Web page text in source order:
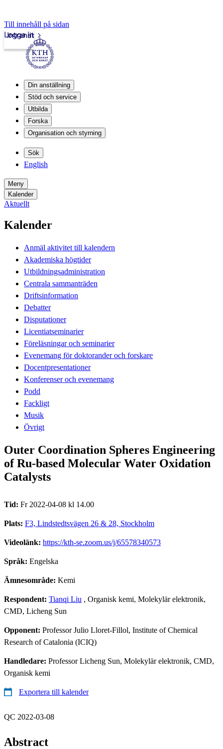
Till innehåll på sidan
Intranät
Logga in
Din anställning
Stöd och service
Utbilda
Forska
Organisation och styrning
Sök
English
Meny
Kalender
Aktuellt
Kalender
Anmäl aktivitet till kalendern
Akademiska högtider
Utbildningsadministration
Centrala sammanträden
Driftsinformation
Debatter
Disputationer
Licentiatseminarier
Föreläsningar och seminarier
Evenemang för doktorander och forskare
Docentpresentationer
Konferenser och evenemang
Podd
Fackligt
Musik
Övrigt
Outer Coordination Spheres Engineering
of Ru-based Molecular Water Oxidation
Catalysts
Tid: Fr 2022-04-08 kl 14.00
Plats: F3, Lindstedtsvägen 26 & 28, Stockholm
Videolänk: https://kth-se.zoom.us/j/65578340573
Språk: Engelska
Ämnesområde: Kemi
Respondent: Tianqi Liu , Organisk kemi, Molekylär elektronik,
CMD, Licheng Sun
Opponent: Professor Julio Lloret-Fillol, Institute of Chemical
Research of Catalonia (ICIQ)
Handledare: Professor Licheng Sun, Molekylär elektronik, CMD,
Organisk kemi
Exportera till kalender
QC 2022-03-08
Abstract